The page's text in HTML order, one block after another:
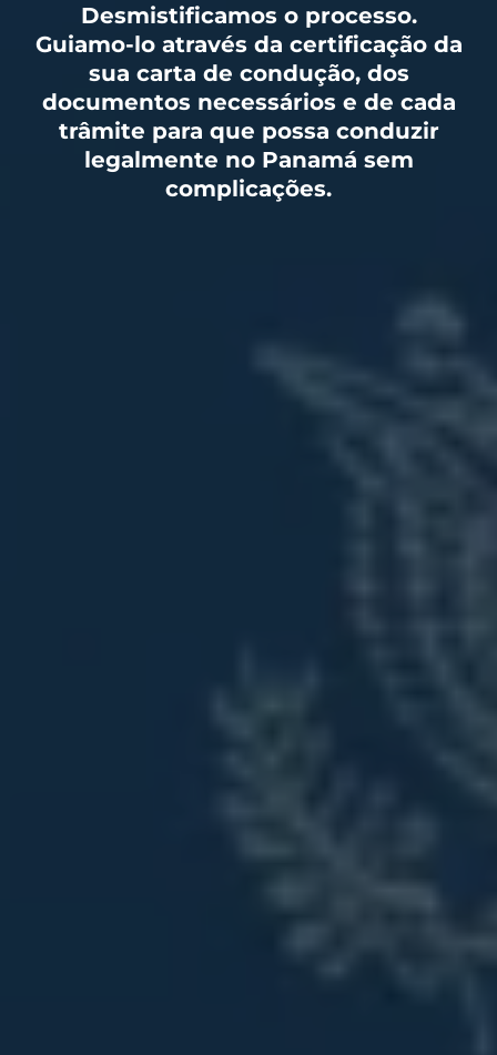
Desmistificamos o processo.
Guiamo-lo através da certificação da
sua carta de condução, dos
documentos necessários e de cada
trâmite para que possa conduzir
legalmente no Panamá sem
complicações.